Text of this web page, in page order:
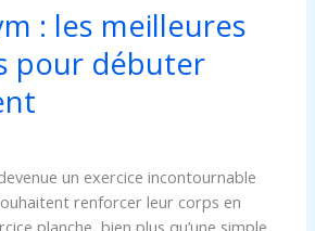
: les meilleures
pour débuter
un exercice incontournable
renforcer leur corps en
planche, bien plus qu’une simple